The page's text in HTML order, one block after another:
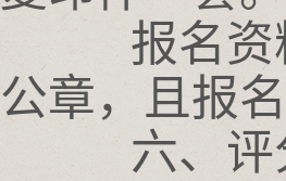
报名资料
公章，且报
六、评